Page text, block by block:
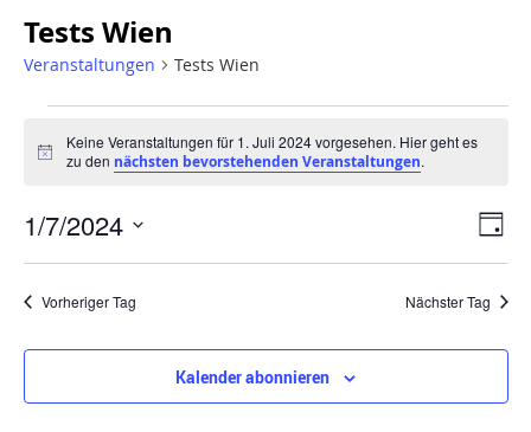
Tests Wien
Veranstaltungen Tests Wien
Hinweis
Keine Veranstaltungen für 1. Juli 2024 vorgesehen. Hier geht es
zu den nächsten bevorstehenden Veranstaltungen.
Tag
1/7/2024
Datum
Vorheriger Tag Nächster Tag
Kalender abonnieren